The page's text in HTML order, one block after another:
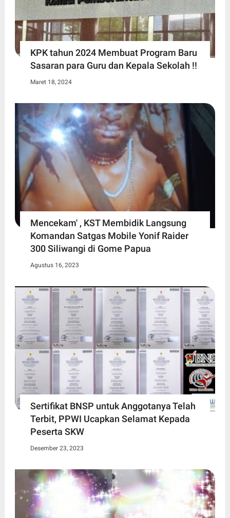
KPK tahun 2024 Membuat Program Baru
Sasaran para Guru dan Kepala Sekolah !!
Maret 18, 2024
Mencekam' , KST Membidik Langsung
Komandan Satgas Mobile Yonif Raider
300 Siliwangi di Gome Papua
Agustus 16, 2023
Sertifikat BNSP untuk Anggotanya Telah
Terbit, PPWI Ucapkan Selamat Kepada
Peserta SKW
Desember 23, 2023